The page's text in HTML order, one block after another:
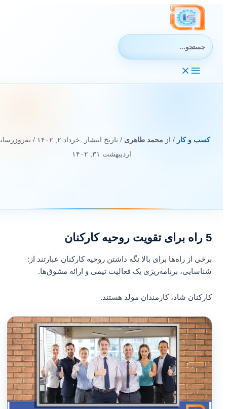
جستجوی:
کسب و کار/ از محمد طاهری/ تاریخ انتشار: خرداد ۲, ۱۴۰۲
/
اردیبهشت ۳۱, ۱۴۰۲
5 راه برای تقویت روحیه کارکنان
برخی از راه‌ها برای بالا نگه داشتن روحیه کارکنان عبارتند از:
شناسایی، برنامه‌ریزی یک فعالیت تیمی و ارائه مشوق‌ها.
کارکنان شاد، کارمندان مولد هستند.